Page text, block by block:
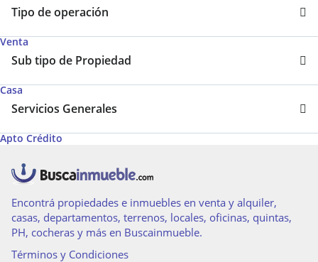
Tipo de operación
Venta
Sub tipo de Propiedad
Casa
Servicios Generales
Apto Crédito
Encontrá propiedades e inmuebles en venta y alquiler,
casas, departamentos, terrenos, locales, oficinas, quintas,
PH, cocheras y más en Buscainmueble.
Términos y Condiciones